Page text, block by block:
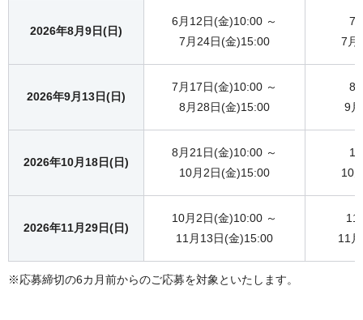
2026年8月9日(日)
6月12日(金)10:00 ～
7月24日(金)15:00
7
7月
2026年9月13日(日)
7月17日(金)10:00 ～
8月28日(金)15:00
8
9
2026年10月18日(日)
8月21日(金)10:00 ～
10月2日(金)15:00
10
2026年11月29日(日)
10月2日(金)10:00 ～
11月13日(金)15:00
11
11
※応募締切の6カ月前からのご応募を対象といたします。